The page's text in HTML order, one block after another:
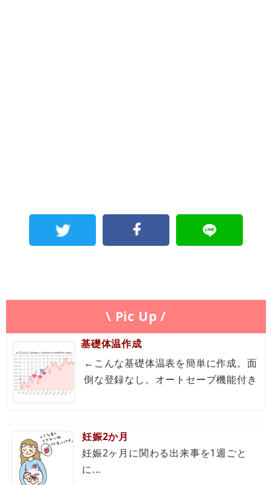
\ Pic Up /
基礎体温作成
←こんな基礎体温表を簡単に作成。面
倒な登録なし。オートセーブ機能付き
妊娠2か月
妊娠2ヶ月に関わる出来事を1週ごと
に...